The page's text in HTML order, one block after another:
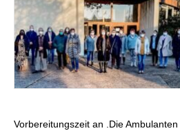
Vorbereitungszeit an .Die